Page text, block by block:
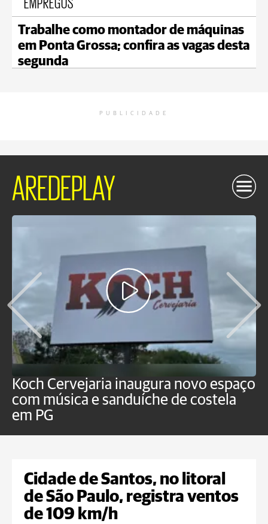
Trabalhe como montador de máquinas
em Ponta Grossa; confira as vagas desta
segunda
PUBLICIDADE
AREDEPLAY
Koch Cervejaria inaugura novo espaço
com música e sanduíche de costela
em PG
Cidade de Santos, no litoral
de São Paulo, registra ventos
de 109 km/h